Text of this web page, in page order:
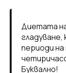
Диетата
периоди
Буквално!